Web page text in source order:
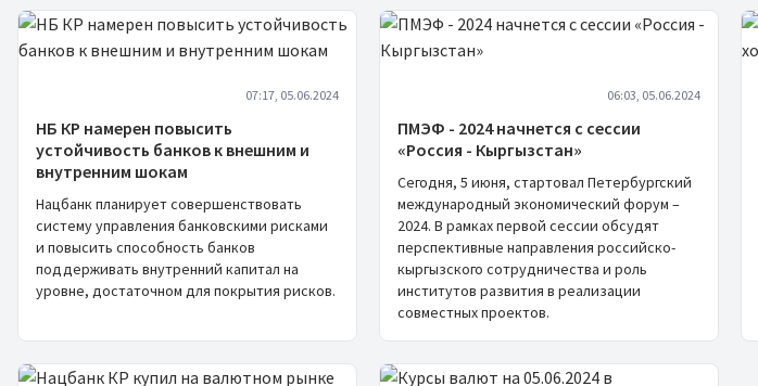
07:17, 05.06.2024
НБ КР намерен повысить
устойчивость банков к внешним и
внутренним шокам
Нацбанк планирует совершенствовать
систему управления банковскими рисками
и повысить способность банков
поддерживать внутренний капитал на
уровне, достаточном для покрытия рисков.
06:03, 05.06.2024
ПМЭФ - 2024 начнется с сессии
«Россия - Кыргызстан»
Сегодня, 5 июня, стартовал Петербургский
международный экономический форум –
2024. В рамках первой сессии обсудят
перспективные направления российско-
кыргызского сотрудничества и роль
институтов развития в реализации
совместных проектов.